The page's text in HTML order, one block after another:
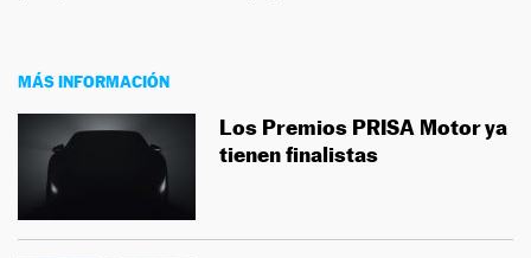
MÁS INFORMACIÓN
Los Premios PRISA Motor ya
tienen finalistas